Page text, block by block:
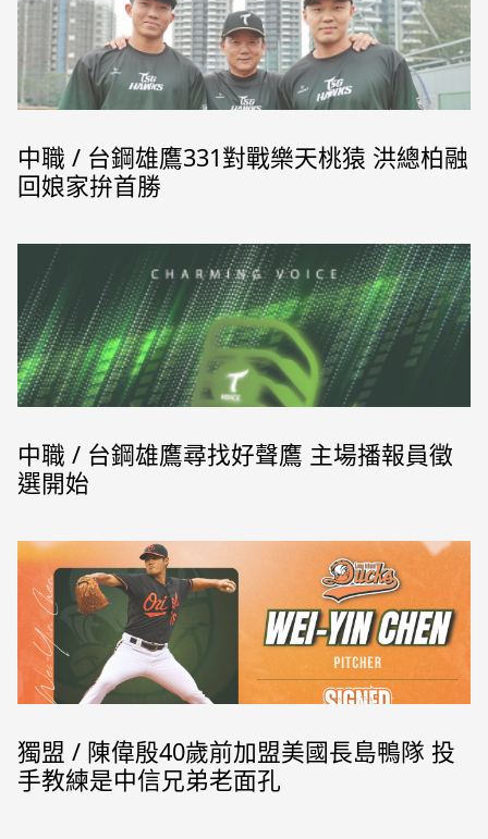
中職 / 台鋼雄鷹331對戰樂天桃猿 洪總柏融
回娘家拚首勝
中職 / 台鋼雄鷹尋找好聲鷹 主場播報員徵
選開始
獨盟 / 陳偉殷40歲前加盟美國長島鴨隊 投
手教練是中信兄弟老面孔